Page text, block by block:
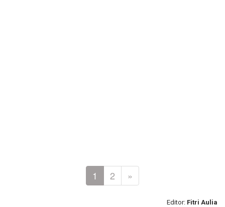
1 2 »
Editor: Fitri Aulia